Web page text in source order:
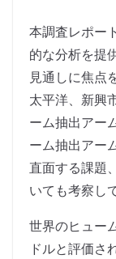
本調査レポー
的な分析を提
見通しに焦点
太平洋、新興
ーム抽出アー
ーム抽出アー
直面する課題
いても考察し
世界のヒュー
ドルと評価さ